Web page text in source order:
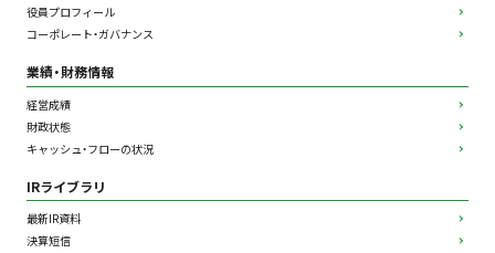
役員プロフィール
コーポレート・ガバナンス
業績・財務情報
経営成績
財政状態
キャッシュ・フローの状況
IRライブラリ
最新IR資料
決算短信